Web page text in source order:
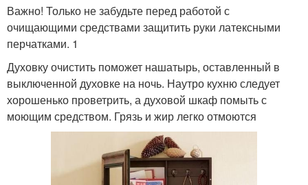
Важно! Только не забудьте перед работой с
очищающими средствами защитить руки латексными
перчатками. 1
Духовку очистить поможет нашатырь, оставленный в
выключенной духовке на ночь. Наутро кухню следует
хорошенько проветрить, а духовой шкаф помыть с
моющим средством. Грязь и жир легко отмоются